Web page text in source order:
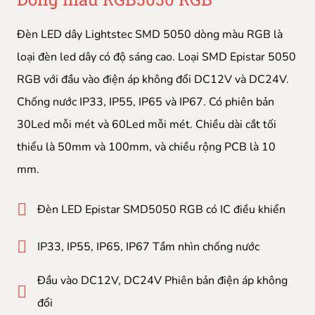
Đèn LED dây Lightstec SMD 5050 dòng màu RGB là
loại đèn led dây có độ sáng cao. Loại SMD Epistar 5050
RGB với đầu vào điện áp không đổi DC12V và DC24V.
Chống nước IP33, IP55, IP65 và IP67. Có phiên bản
30Led mỗi mét và 60Led mỗi mét. Chiều dài cắt tối
thiểu là 50mm và 100mm, và chiều rộng PCB là 10
mm.
Đèn LED Epistar SMD5050 RGB có IC điều khiển
IP33, IP55, IP65, IP67 Tầm nhìn chống nước
Đầu vào DC12V, DC24V Phiên bản điện áp không
đổi